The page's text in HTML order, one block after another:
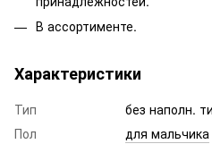
В ассортименте.
Характеристики
Тип
без наполн.
Пол
для мальчика